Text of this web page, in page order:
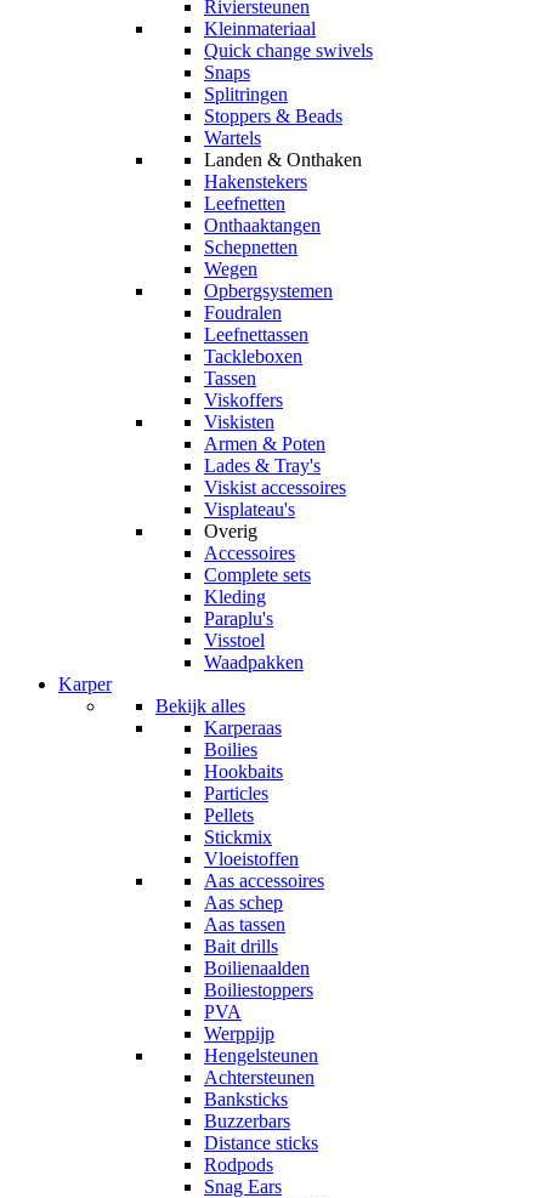
Riviersteunen
Kleinmateriaal
Quick change swivels
Snaps
Splitringen
Stoppers & Beads
Wartels
Landen & Onthaken
Hakenstekers
Leefnetten
Onthaaktangen
Schepnetten
Wegen
Opbergsystemen
Foudralen
Leefnettassen
Tackleboxen
Tassen
Viskoffers
Viskisten
Armen & Poten
Lades & Tray's
Viskist accessoires
Visplateau's
Overig
Accessoires
Complete sets
Kleding
Paraplu's
Visstoel
Waadpakken
Karper
Bekijk alles
Karperaas
Boilies
Hookbaits
Particles
Pellets
Stickmix
Vloeistoffen
Aas accessoires
Aas schep
Aas tassen
Bait drills
Boilienaalden
Boiliestoppers
PVA
Werppijp
Hengelsteunen
Achtersteunen
Banksticks
Buzzerbars
Distance sticks
Rodpods
Snag Ears